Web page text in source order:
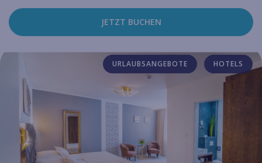
JETZT BUCHEN
URLAUBSANGEBOTE HOTELS